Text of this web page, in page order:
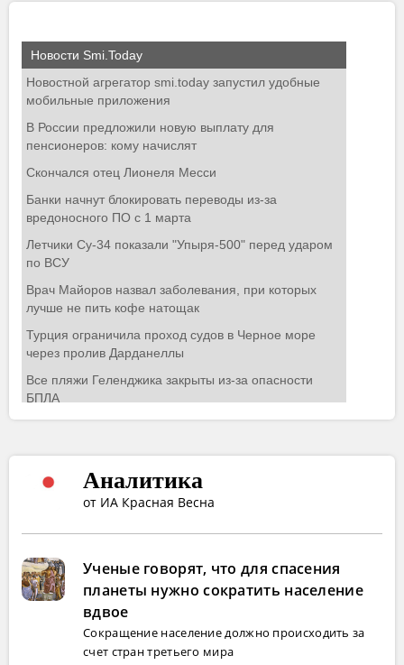
Аналитика
от ИА Красная Весна
Ученые говорят, что для спасения
планеты нужно сократить население
вдвое
Сокращение население должно происходить за
счет стран третьего мира